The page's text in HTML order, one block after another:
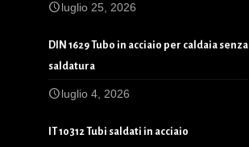
luglio 25, 2026
DIN 1629 Tubo in acciaio per caldaia senza
saldatura
luglio 4, 2026
IT 10312 Tubi saldati in acciaio